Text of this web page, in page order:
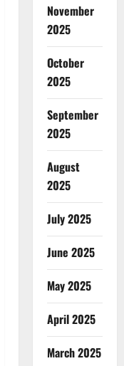
November
2025
October
2025
September
2025
August
2025
July 2025
June 2025
May 2025
April 2025
March 2025